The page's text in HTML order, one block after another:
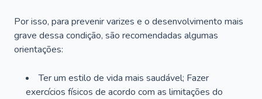
Por isso, para prevenir varizes e o desenvolvimento mais
grave dessa condição, são recomendadas algumas
orientações:
Ter um estilo de vida mais saudável; Fazer
exercícios físicos de acordo com as limitações do